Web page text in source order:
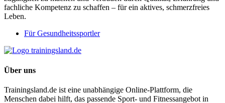
fachliche Kompetenz zu schaffen – für ein aktives, schmerzfreies
Leben.
Für Gesundheitssportler
Über uns
Trainingsland.de ist eine unabhängige Online-Plattform, die
Menschen dabei hilft, das passende Sport- und Fitnessangebot in